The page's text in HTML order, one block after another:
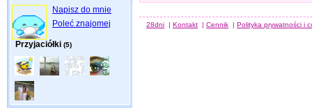
Napisz do mnie
Poleć znajomej
Przyjaciółki (5)
28dni | Kontakt | Cennik | Polityka prywatności i